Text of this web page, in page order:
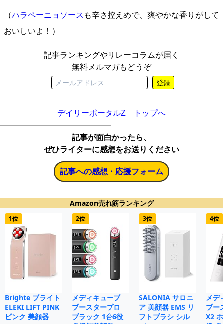
（ハラペーニョソース も辛さ控えめで、爽やかな香りがして
おいしいよ！）
記事ランキングやリレーコラムが届く
無料メルマガもどうぞ
登録
デイリーポータルZ トップへ
記事が面白かったら、
ぜひライターに感想をお送りください
記事への感想・応援フォーム
Amazon売れ筋ランキング
1位
Brighte ブライト
ELEKI LIFT PINK
ピンク 美顔器
2位
メディキューブ
ブースタープロ
ブラック 1台6役
3位
SALONIA サロニ
ア 美顔器 EMS リ
フトブラシ シル
4位
メデ
ブー
X2